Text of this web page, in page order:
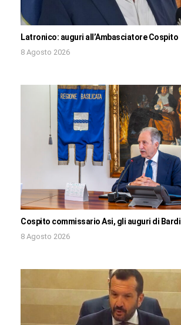
Latronico: auguri all’Ambasciatore Cospito
8 Agosto 2026
Cospito commissario Asi, gli auguri di Bardi
8 Agosto 2026